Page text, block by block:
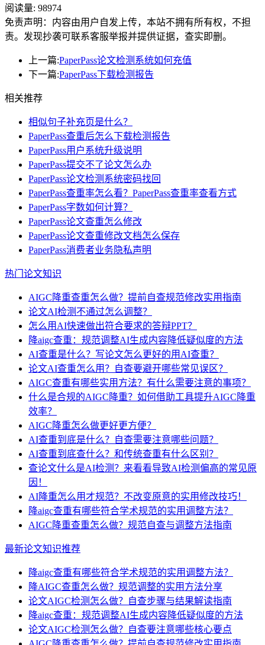
阅读量: 98974
免责声明：内容由用户自发上传，本站不拥有所有权，不担
责。发现抄袭可联系客服举报并提供证据，查实即删。
上一篇:PaperPass论文检测系统如何充值
下一篇:PaperPass下载检测报告
相关推荐
相似句子补充页是什么？
PaperPass查重后怎么下载检测报告
PaperPass用户系统升级说明
PaperPass提交不了论文怎么办
PaperPass论文检测系统密码找回
PaperPass查重率怎么看？PaperPass查重率查看方式
PaperPass字数如何计算？
PaperPass论文查重怎么修改
PaperPass论文查重修改文档怎么保存
PaperPass消费者业务隐私声明
热门论文知识
AIGC降重查重怎么做？提前自查规范修改实用指南
论文AI检测不通过怎么调整？
怎么用AI快速做出符合要求的答辩PPT？
降aigc查重：规范调整AI生成内容降低疑似度的方法
AI查重是什么？写论文怎么更好的用AI查重？
论文AI查重怎么用？自查要避开哪些常见误区？
AIGC查重有哪些实用方法？有什么需要注意的事项？
什么是合规的AIGC降重？如何借助工具提升AIGC降重
效率？
AIGC降重怎么做更好更方便？
AI查重到底是什么？自查需要注意哪些问题？
AI查重到底查什么？和传统查重有什么区别？
查论文什么是AI检测？来看看导致AI检测偏高的常见原
因！
AI降重怎么用才规范？不改变原意的实用修改技巧！
降aigc查重有哪些符合学术规范的实用调整方法？
AIGC降重查重怎么做？规范自查与调整方法指南
最新论文知识推荐
降aigc查重有哪些符合学术规范的实用调整方法？
降AIGC查重怎么做？规范调整的实用方法分享
论文AIGC检测怎么做？自查步骤与结果解读指南
降aigc查重：规范调整AI生成内容降低疑似度的方法
论文AIGC检测怎么做？自查要注意哪些核心要点